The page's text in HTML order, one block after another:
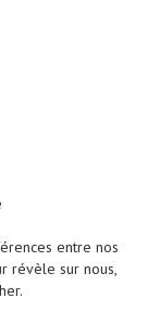
entre nos
révèle sur nous,